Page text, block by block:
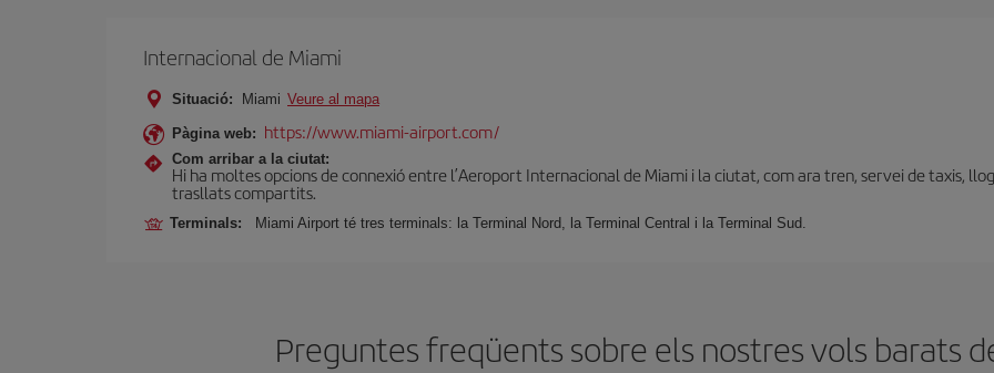
Internacional de Miami
Situació: Miami Veure al mapa
Pàgina web: https://www.miami-airport.com/
Com arribar a la ciutat:
Hi ha moltes opcions de connexió entre l’Aeroport Internacional de Miami i la ciutat, com ara tren, servei de taxis,
trasllats compartits.
Terminals: Miami Airport té tres terminals: la Terminal Nord, la Terminal Central i la Terminal Sud.
Preguntes freqüents sobre els nostres vols barats